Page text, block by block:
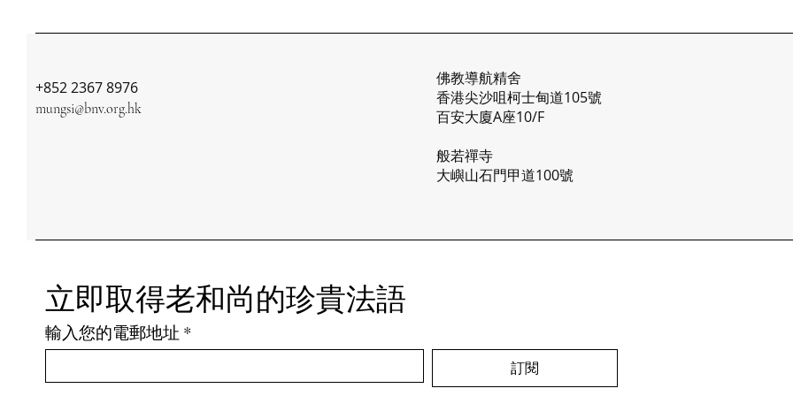
+852 2367 8976
mungsi@bnv.org.hk
​佛教導航精舍
香港尖沙咀柯士甸道105號
百安大廈A座10/F​​​
般若禪寺
大嶼山石門甲道100號
立即取得老和尚的珍貴法語
輸入您的電郵地址 *
訂閱